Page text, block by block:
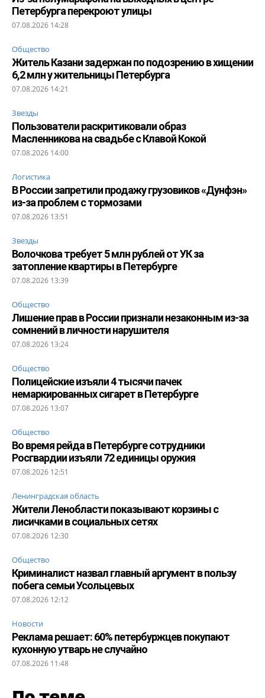
Петербурга перекроют улицы
07.08.2026 14:28
Общество
Житель Казани задержан по подозрению в хищении
6,2 млн у жительницы Петербурга
07.08.2026 14:21
Звезды
Пользователи раскритиковали образ
Масленникова на свадьбе с Клавой Кокой
07.08.2026 14:00
Логистика
В России запретили продажу грузовиков «Дунфэн»
из-за проблем с тормозами
07.08.2026 13:51
Звезды
Волочкова требует 5 млн рублей от УК за
затопление квартиры в Петербурге
07.08.2026 13:39
Общество
Лишение прав в России признали незаконным из-за
сомнений в личности нарушителя
07.08.2026 13:24
Общество
Полицейские изъяли 4 тысячи пачек
немаркированных сигарет в Петербурге
07.08.2026 13:07
Общество
Во время рейда в Петербурге сотрудники
Росгвардии изъяли 72 единицы оружия
07.08.2026 12:51
Ленинградская область
Жители Ленобласти показывают корзины с
лисичками в социальных сетях
07.08.2026 12:30
Общество
Криминалист назвал главный аргумент в пользу
побега семьи Усольцевых
07.08.2026 12:12
Новости
Реклама решает: 60% петербуржцев покупают
кухонную утварь не случайно
07.08.2026 11:48